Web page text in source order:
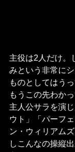
主役は2人だけ。
みという非常に
ものとしてはう
もうこの先わか
主人公サラを演
ウト」「パーフ
ン・ウィリアム
しこんなの操縦